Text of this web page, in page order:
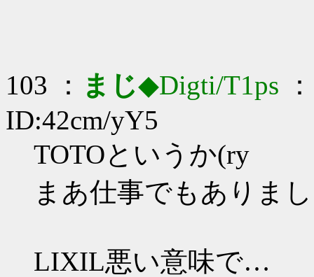
103 ： まじ◆Digti/T1ps
ID:42cm/yY5
TOTOというか(ry
まあ仕事でもありま
LIXIL悪い意味で…